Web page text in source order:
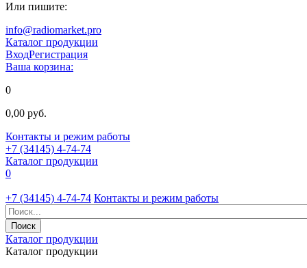
Или пишите:
info@radiomarket.pro
Каталог продукции
ВходРегистрация
Ваша корзина:
0
0,00 руб.
Контакты и режим работы
+7 (34145) 4-74-74
Каталог продукции
0
+7 (34145) 4-74-74 Контакты и режим работы
Каталог продукции
Каталог продукции